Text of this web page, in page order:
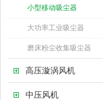
小型移动吸尘器
大功率工业吸尘器
磨床粉尘收集吸尘器
高压漩涡风机
中压风机